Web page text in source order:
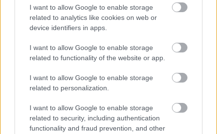
I want to allow Google to enable storage
related to analytics like cookies on web or
device identifiers in apps.
I want to allow Google to enable storage
related to functionality of the website or app.
I want to allow Google to enable storage
related to personalization.
I want to allow Google to enable storage
related to security, including authentication
functionality and fraud prevention, and other
Nemcsak vezetni akart, építeni is
Sok versenyző álma az volt, hogy futamokat
nyerjen. Bruce McLaren azonban ennél többet
akart. 1963-ban megalapította saját csapatát, a
kevesen hitték, hogy egy fiatal versenyző képes
lehet egyszerre sikeres pilótaként, mérnökként és